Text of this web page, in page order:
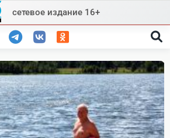
сетевое издание 16+